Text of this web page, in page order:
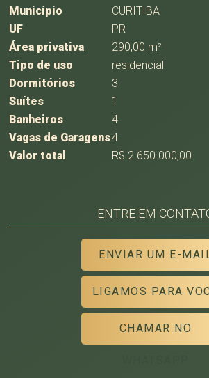
Município
CURITIBA
UF
PR
Área privativa
290,00 m²
Tipo de uso
residencial
Dormitórios
3
Suítes
1
Banheiros
4
Vagas de Garagens4
Valor total
R$ 2.650.000,00
ENTRE EM
ENVIAR UM E-
LIGAMOS PARA
CHAMAR NO